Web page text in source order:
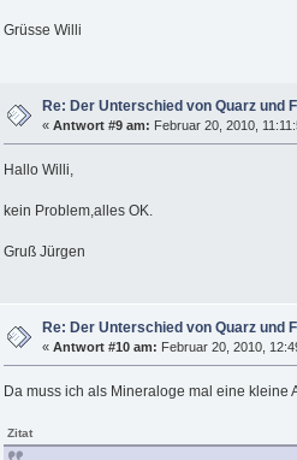
Grüsse Willi
Re: Der Unterschied von Quarz und
« Antwort #9 am: Februar 20, 2010,
Hallo Willi,
kein Problem,alles OK.
Gruß Jürgen
Re: Der Unterschied von Quarz und
« Antwort #10 am: Februar 20, 2010,
Da muss ich als Mineraloge mal eine kleine
Zitat